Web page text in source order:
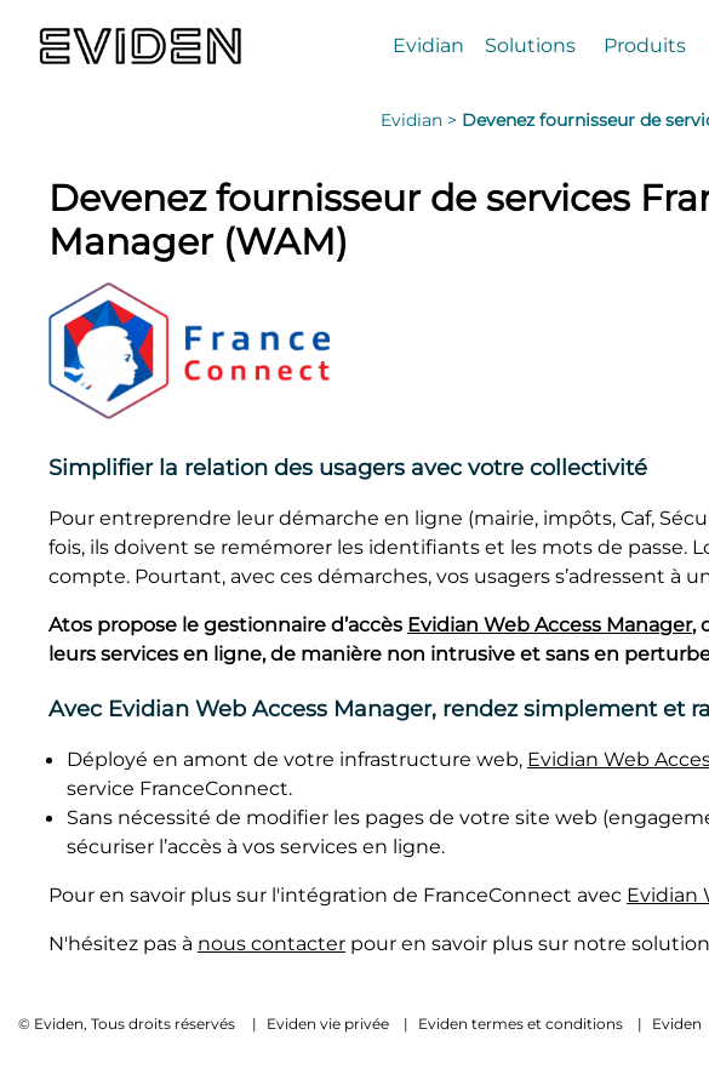
Evidian Solutions Produits
Evidian > Devenez fournisseur de
Devenez fournisseur de services
Manager (WAM)
Simplifier la relation des usagers avec votre collectivité
Pour entreprendre leur démarche en ligne (mairie, impôts, Caf,
fois, ils doivent se remémorer les identifiants et les mots de passe.
compte. Pourtant, avec ces démarches, vos usagers s’adressent à
Atos propose le gestionnaire d’accès Evidian Web Access Manager,
leurs services en ligne, de manière non intrusive et sans en
Avec Evidian Web Access Manager, rendez simplement et
Déployé en amont de votre infrastructure web, Evidian Web
service FranceConnect.
Sans nécessité de modifier les pages de votre site web
sécuriser l’accès à vos services en ligne.
Pour en savoir plus sur l'intégration de FranceConnect avec Evidian
N'hésitez pas à nous contacter pour en savoir plus sur notre
© Eviden, Tous droits réservés | Eviden vie privée | Eviden termes et conditions | Eviden